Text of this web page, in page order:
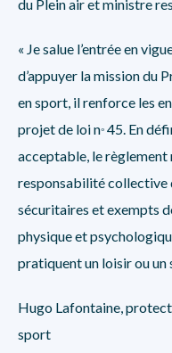
du Plein air et ministre
« Je salue l’entrée en
d’appuyer la mission du
en sport, il renforce les
projet de loi no 45. En
acceptable, le règlement
responsabilité collective
sécuritaires et exempts
physique et
pratiquent un loisir ou un
Hugo Lafontaine,
sport